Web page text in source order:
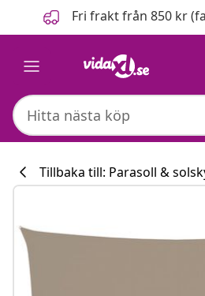
FöregåendeFri frakt från 850 kr
Tillbaka till: Parasoll &